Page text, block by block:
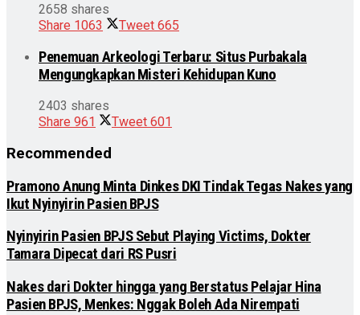
2658 shares
Share 1063 Tweet 665
Penemuan Arkeologi Terbaru: Situs Purbakala
Mengungkapkan Misteri Kehidupan Kuno
2403 shares
Share 961 Tweet 601
Recommended
Pramono Anung Minta Dinkes DKI Tindak Tegas Nakes yang
Ikut Nyinyirin Pasien BPJS
Nyinyirin Pasien BPJS Sebut Playing Victims, Dokter
Tamara Dipecat dari RS Pusri
Nakes dari Dokter hingga yang Berstatus Pelajar Hina
Pasien BPJS, Menkes: Nggak Boleh Ada Nirempati